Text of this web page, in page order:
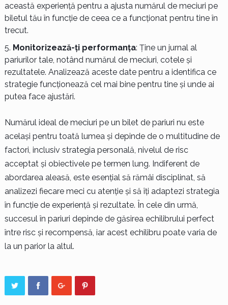
această experiență pentru a ajusta numărul de meciuri pe
biletul tău în funcție de ceea ce a funcționat pentru tine în
trecut.
Monitorizează-ți performanța: Ține un jurnal al
pariurilor tale, notând numărul de meciuri, cotele și
rezultatele. Analizează aceste date pentru a identifica ce
strategie funcționează cel mai bine pentru tine și unde ai
putea face ajustări.
Numărul ideal de meciuri pe un bilet de pariuri nu este
același pentru toată lumea și depinde de o multitudine de
factori, inclusiv strategia personală, nivelul de risc
acceptat și obiectivele pe termen lung. Indiferent de
abordarea aleasă, este esențial să rămâi disciplinat, să
analizezi fiecare meci cu atenție și să îți adaptezi strategia
în funcție de experiență și rezultate. În cele din urmă,
succesul în pariuri depinde de găsirea echilibrului perfect
între risc și recompensă, iar acest echilibru poate varia de
la un parior la altul.